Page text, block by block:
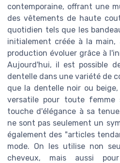
contemporaine, offrant une
des vêtements de haute
quotidien tels que les
initialement créée à la
production évoluer grâce à
Aujourd'hui, il est possible
dentelle dans une variété de
que la dentelle noir ou
versatile pour toute femme
touche d'élégance à sa
ne sont pas seulement un
également des "articles
mode. On les utilise non
cheveux, mais aussi